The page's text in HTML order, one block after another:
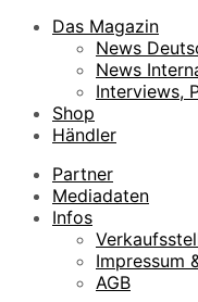
Das Magazin
News
News
Interviews,
Shop
Händler
Partner
Mediadaten
Infos
Impressum
AGB